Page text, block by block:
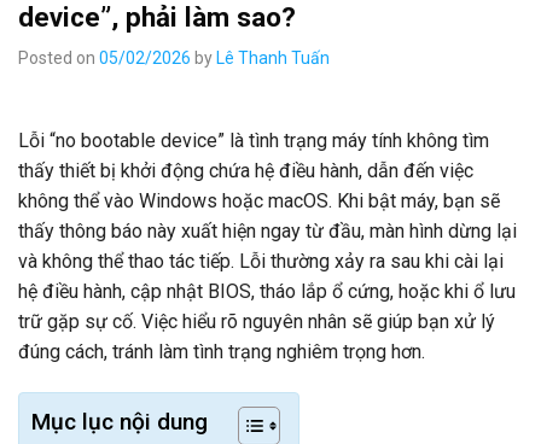
device”, phải làm sao?
Posted on 05/02/2026 by Lê Thanh Tuấn
Lỗi “no bootable device” là tình trạng máy tính không tìm
thấy thiết bị khởi động chứa hệ điều hành, dẫn đến việc
không thể vào Windows hoặc macOS. Khi bật máy, bạn sẽ
thấy thông báo này xuất hiện ngay từ đầu, màn hình dừng lại
và không thể thao tác tiếp. Lỗi thường xảy ra sau khi cài lại
hệ điều hành, cập nhật BIOS, tháo lắp ổ cứng, hoặc khi ổ lưu
trữ gặp sự cố. Việc hiểu rõ nguyên nhân sẽ giúp bạn xử lý
đúng cách, tránh làm tình trạng nghiêm trọng hơn.
Mục lục nội dung